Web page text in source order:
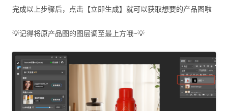
完成以上步骤后，点击【立即生成】就可以获取想要的产品图啦
💡记得将原产品图的图层调至最上方哦~💡